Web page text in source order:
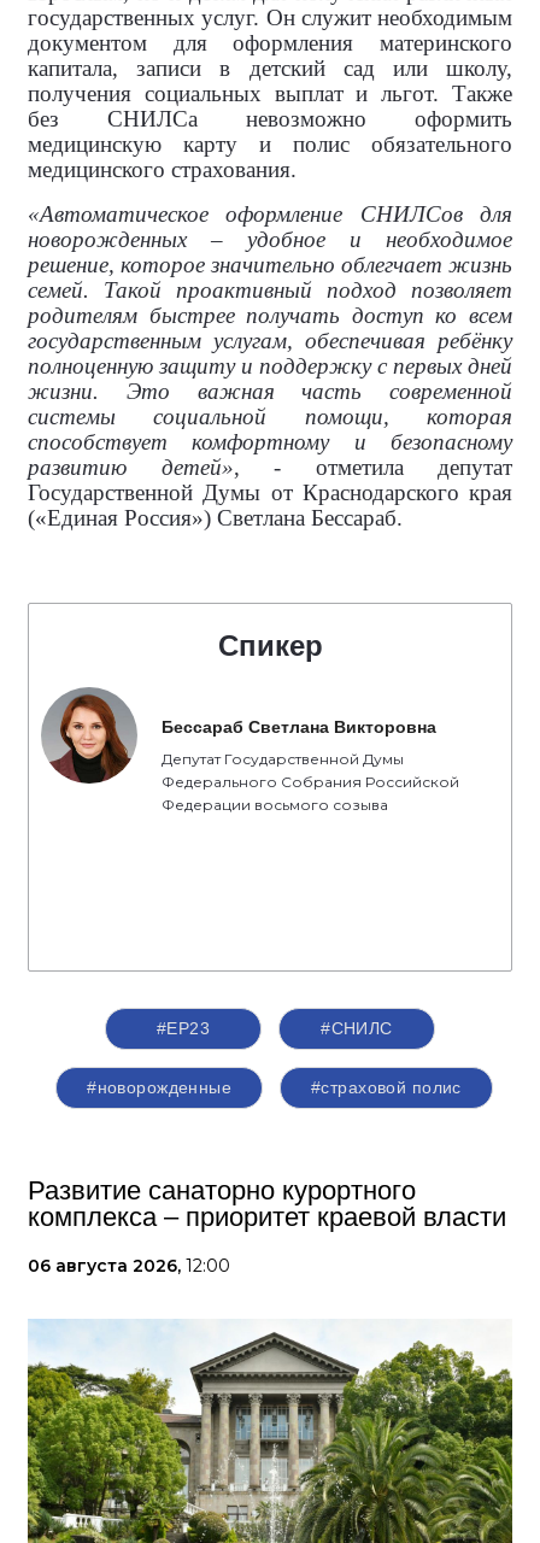
государственных услуг. Он служит необходимым
документом для оформления материнского
капитала, записи в детский сад или школу,
получения социальных выплат и льгот. Также
без СНИЛСа невозможно оформить
медицинскую карту и полис обязательного
медицинского страхования.
«Автоматическое оформление СНИЛСов для
новорожденных – удобное и необходимое
решение, которое значительно облегчает жизнь
семей. Такой проактивный подход позволяет
родителям быстрее получать доступ ко всем
государственным услугам, обеспечивая ребёнку
полноценную защиту и поддержку с первых дней
жизни. Это важная часть современной
системы социальной помощи, которая
способствует комфортному и безопасному
развитию детей», - отметила депутат
Государственной Думы от Краснодарского края
(«Единая Россия») Светлана Бессараб.
Спикер
Бессараб Светлана Викторовна
Депутат Государственной Думы
Федерального Собрания Российской
Федерации восьмого созыва
#ЕР23 #СНИЛС
#новорожденные #страховой полис
Развитие санаторно курортного
комплекса – приоритет краевой власти
06 августа 2026, 12:00